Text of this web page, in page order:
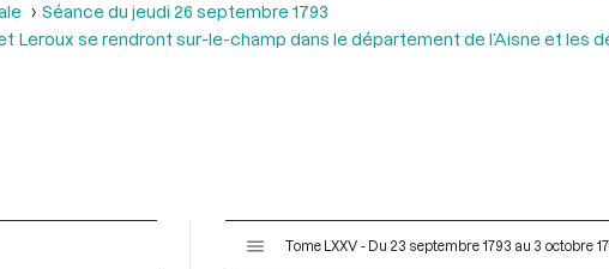
Séance du jeudi 26 septembre 1793
Leroux se rendront sur-le-champ dans le département de l’Aisne et les
Tome LXXV - Du 23 septembre 1793 au 3 octobre